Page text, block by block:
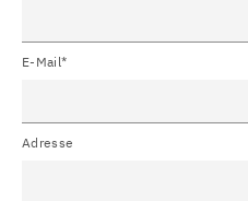
E-Mail*
Adresse